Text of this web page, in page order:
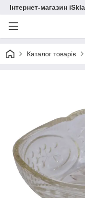
Інтернет-магазин
Каталог товарів